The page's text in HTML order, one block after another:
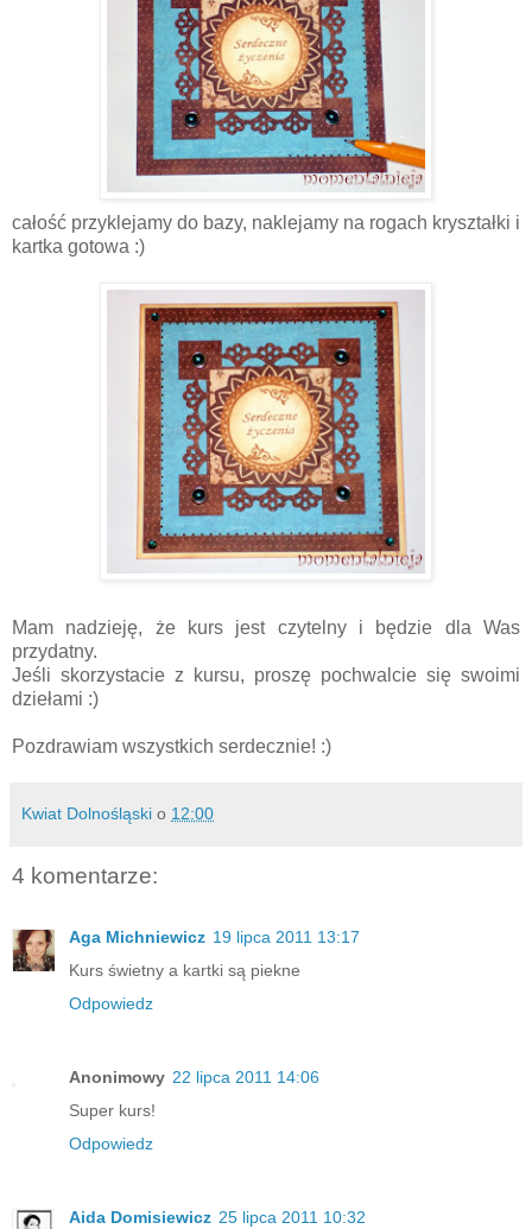
całość przyklejamy do bazy, naklejamy na rogach kryształki i
kartka gotowa :)
Mam nadzieję, że kurs jest czytelny i będzie dla Was
przydatny.
Jeśli skorzystacie z kursu, proszę pochwalcie się swoimi
dziełami :)
Pozdrawiam wszystkich serdecznie! :)
Kwiat Dolnośląski o 12:00
4 komentarze:
Aga Michniewicz 19 lipca 2011 13:17
Kurs świetny a kartki są piekne
Odpowiedz
Anonimowy 22 lipca 2011 14:06
Super kurs!
Odpowiedz
Aida Domisiewicz 25 lipca 2011 10:32